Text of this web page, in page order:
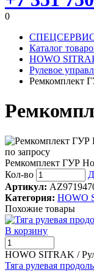
0
Каталог
HOWO
Рулевое
Ремкомплект
по запросу
Ремкомплект ГУР
Кол-во
Артикул:
Категория: HOWO
Похожие товары
В корзину
HOWO SITRAK /
Тяга рулевая